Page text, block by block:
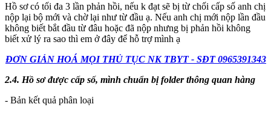
Hồ sơ có tối đa 3 lần phản hồi, nếu k đạt sẽ bị từ chối cấp số anh chị
nộp lại bộ mới và chờ lại như từ đầu ạ. Nếu anh chị mới nộp lần đầu
không biết bắt đầu từ đâu hoặc đã nộp nhưng bị phản hồi không
biết xử lý ra sao thì em ở đây để hỗ trợ mình ạ
ĐƠN GIẢN HOÁ MỌI THỦ TỤC NK TBYT - SĐT 0965391343
2.4. Hồ sơ được cấp số, mình chuẩn bị folder thông quan hàng
- Bản kết quả phân loại